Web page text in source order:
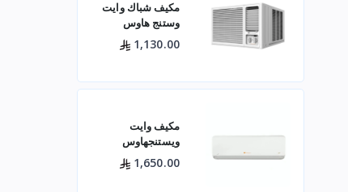
مكيف شباك وايت
وستنج هاوس
(الجديد)
WWA20K22R
1,130.00
مكيف وايت
ويستنجهاوس
بارد
1,650.00